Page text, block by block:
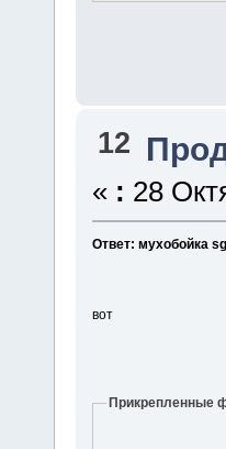
12
« : 28
Ответ: мухобойка
вот
Прикрепленные